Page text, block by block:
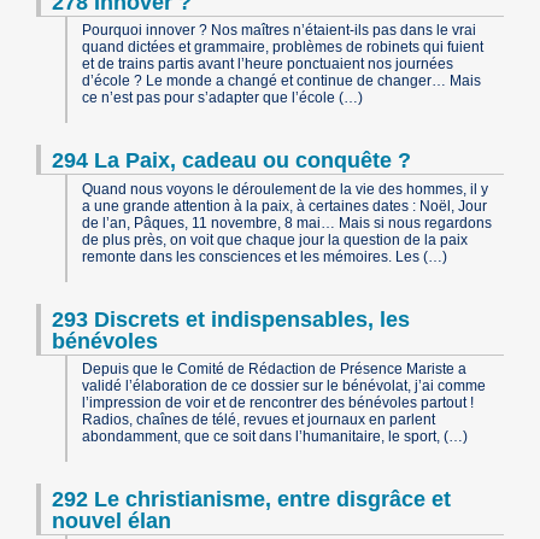
Pourquoi innover ? Nos maîtres n’étaient-ils pas dans le vrai
quand dictées et grammaire, problèmes de robinets qui fuient
et de trains partis avant l’heure ponctuaient nos journées
d’école ? Le monde a changé et continue de changer… Mais
ce n’est pas pour s’adapter que l’école (…)
294 La Paix, cadeau ou conquête ?
Quand nous voyons le déroulement de la vie des hommes, il y
a une grande attention à la paix, à certaines dates : Noël, Jour
de l’an, Pâques, 11 novembre, 8 mai… Mais si nous regardons
de plus près, on voit que chaque jour la question de la paix
remonte dans les consciences et les mémoires. Les (…)
293 Discrets et indispensables, les
bénévoles
Depuis que le Comité de Rédaction de Présence Mariste a
validé l’élaboration de ce dossier sur le bénévolat, j’ai comme
l’impression de voir et de rencontrer des bénévoles partout !
Radios, chaînes de télé, revues et journaux en parlent
abondamment, que ce soit dans l’humanitaire, le sport, (…)
292 Le christianisme, entre disgrâce et
nouvel élan